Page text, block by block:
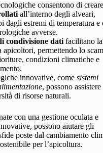
consentono di creare
all’interno degli alveari,
dagli estremi di temperatura e
avverse.
condivisione datifacilitano la
apicoltori, permettendo lo
condizioni climatiche e
innovative, come sistemi
, possono
di risorse naturali.
con una gestione oculata e
possono aiutare gli
poste dal cambiamento
per l’apicoltura.